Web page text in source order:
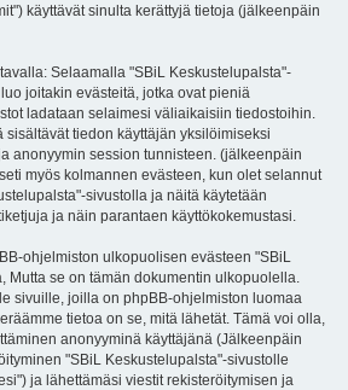
käyttävät sinulta kerättyjä tietoja (jälkeenpäin
Selaamalla "SBiL Keskustelupalsta"-
joitakin evästeitä, jotka ovat pieniä
ladataan selaimesi väliaikaisiin tiedostoihin.
sisältävät tiedon käyttäjän yksilöimiseksi
anonyymin session tunnisteen. (jälkeenpäin
myös kolmannen evästeen, kun olet selannut
sivustolla ja näitä käytetään
ja näin parantaen käyttökokemustasi.
ohjelmiston ulkopuolisen evästeen "SBiL
Mutta se on tämän dokumentin ulkopuolella.
sivuille, joilla on phpBB-ohjelmiston luomaa
tietoa on se, mitä lähetät. Tämä voi olla,
anonyyminä käyttäjänä (Jälkeenpäin
"SBiL Keskustelupalsta"-sivustolle
ja lähettämäsi viestit rekisteröitymisen ja